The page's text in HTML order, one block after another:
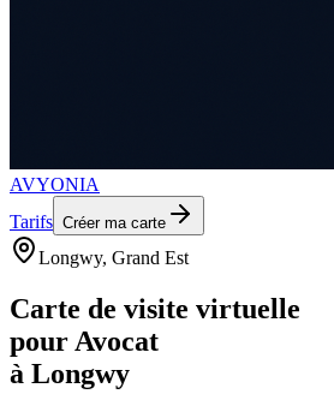
AVYONIA
Tarifs Créer ma carte
Longwy, Grand Est
Carte de visite virtuelle
pour Avocat
à Longwy